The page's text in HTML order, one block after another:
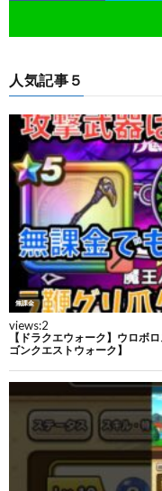
人気記事５